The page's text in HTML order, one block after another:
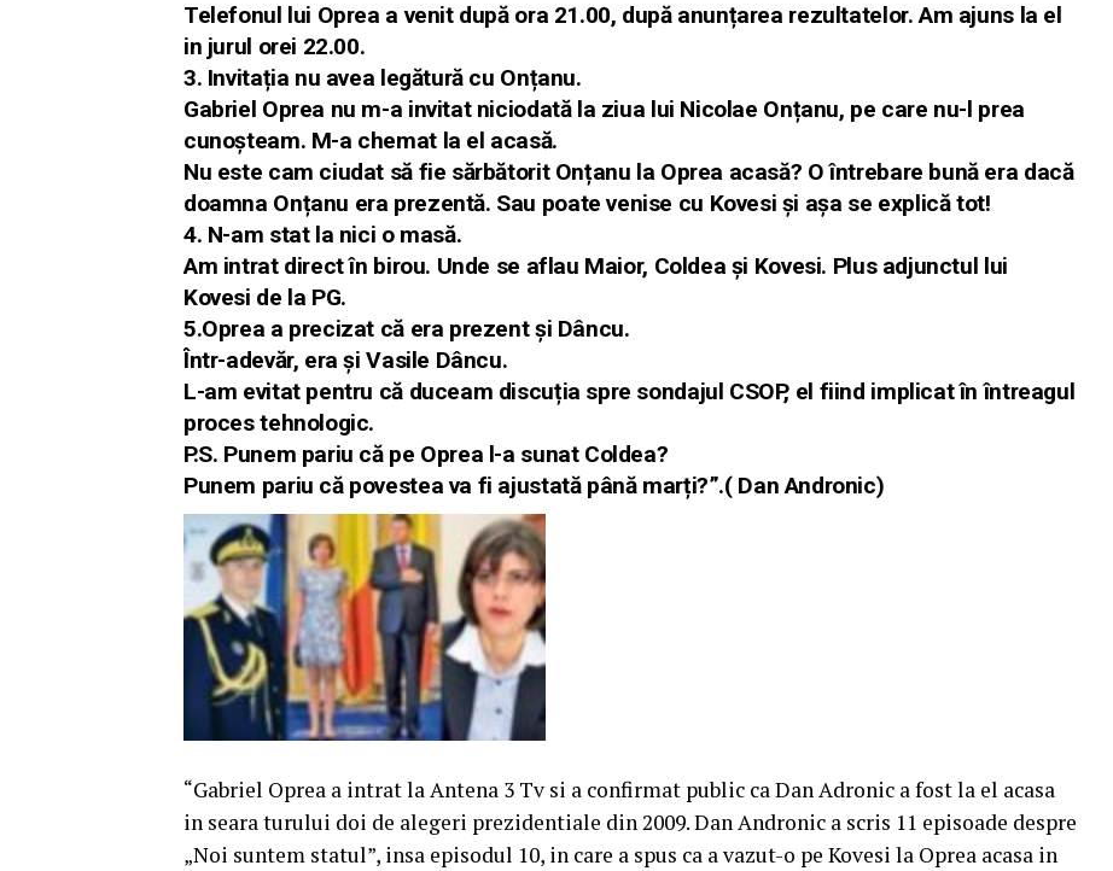
Telefonul lui Oprea a venit după ora 21.00, după anunțarea rezultatelor. Am ajuns la el
in jurul orei 22.00.
3. Invitația nu avea legătură cu Onțanu.
Gabriel Oprea nu m-a invitat niciodată la ziua lui Nicolae Onțanu, pe care nu-l prea
cunoșteam. M-a chemat la el acasă.
Nu este cam ciudat să fie sărbătorit Onțanu la Oprea acasă? O întrebare bună era dacă
doamna Onțanu era prezentă. Sau poate venise cu Kovesi și așa se explică tot!
4. N-am stat la nici o masă.
Am intrat direct în birou. Unde se aflau Maior, Coldea și Kovesi. Plus adjunctul lui
Kovesi de la PG.
5.Oprea a precizat că era prezent și Dâncu.
Într-adevăr, era și Vasile Dâncu.
L-am evitat pentru că duceam discuția spre sondajul CSOP, el fiind implicat în întreagul
proces tehnologic.
P.S. Punem pariu că pe Oprea l-a sunat Coldea?
Punem pariu că povestea va fi ajustată până marți?”.( Dan Andronic)
“Gabriel Oprea a intrat la Antena 3 Tv si a confirmat public ca Dan Adronic a fost la el acasa
in seara turului doi de alegeri prezidentiale din 2009. Dan Andronic a scris 11 episoade despre
„Noi suntem statul”, insa episodul 10, in care a spus ca a vazut-o pe Kovesi la Oprea acasa in